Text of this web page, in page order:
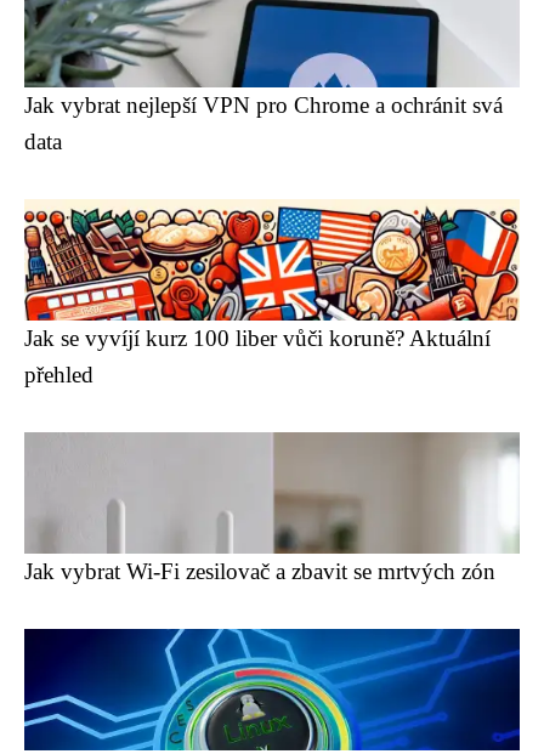
Jak vybrat nejlepší VPN pro Chrome a ochránit svá
data
Jak se vyvíjí kurz 100 liber vůči koruně? Aktuální
přehled
Jak vybrat Wi-Fi zesilovač a zbavit se mrtvých zón